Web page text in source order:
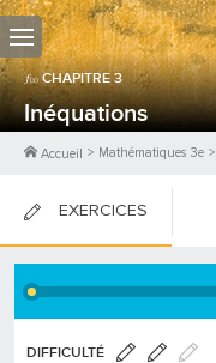
CHAPITRE3
Inéquations
Accueil > Mathématiques 3e >
EXERCICES
FICHES DE COURS
DIFFICULTÉ